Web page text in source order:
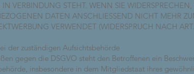
IN VERBINDUNG STEHT. WENN SIE WIDERSPRECHEN,
DATEN ANSCHLIESSEND NICHT MEHR
VERWENDET (WIDERSPRUCH NACH
der zuständigen Aufsichtsbehörde
gegen die DSGVO steht den Betroffenen ein
insbesondere in dem Mitgliedstaat ihres